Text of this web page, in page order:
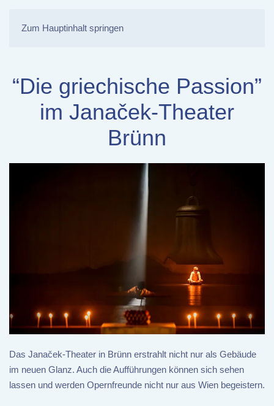
Zum Hauptinhalt springen
“Die griechische Passion”
im Janaček-Theater
Brünn
Das Janaček-Theater in Brünn erstrahlt nicht nur als Gebäude
im neuen Glanz. Auch die Aufführungen können sich sehen
lassen und werden Opernfreunde nicht nur aus Wien begeistern.